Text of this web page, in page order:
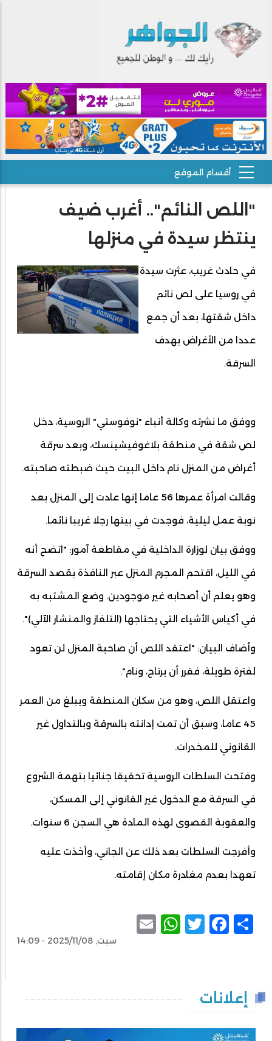
"اللص النائم".. أغرب ضيف
ينتظر سيدة في منزلها
في حادث غريب، عثرت سيدة
في روسيا على لص نائم
داخل شقتها، بعد أن جمع
عددا من الأغراض بهدف
السرقة.
ووفق ما نشرته وكالة أنباء "نوفوستي" الروسية، دخل
لص شقة في منطقة بلاغوفيشينسك، وبعد سرقة
أغراض من المنزل نام داخل البيت حيث ضبطته صاحبته.
وقالت امرأة عمرها 56 عاما إنها عادت إلى المنزل بعد
نوبة عمل ليلية، فوجدت في بيتها رجلا غريبا نائما.
ووفق بيان لوزارة الداخلية في مقاطعة آمور: "اتضح أنه
في الليل، اقتحم المجرم المنزل عبر النافذة بقصد السرقة
وهو يعلم أن أصحابه غير موجودين. وضع المشتبه به
في أكياس الأشياء التي يحتاجها (التلفاز والمنشار الآلي)".
وأضاف البيان: "اعتقد اللص أن صاحبة المنزل لن تعود
لفترة طويلة، فقرر أن يرتاح، ونام".
واعتقل اللص، وهو من سكان المنطقة ويبلغ من العمر
45 عاما، وسبق أن تمت إدانته بالسرقة وبالتداول غير
القانوني للمخدرات.
وفتحت السلطات الروسية تحقيقا جنائيا بتهمة الشروع
في السرقة مع الدخول غير القانوني إلى المسكن،
والعقوبة القصوى لهذه المادة هي السجن 6 سنوات.
وأفرجت السلطات بعد ذلك عن الجاني، وأخذت عليه
تعهدا بعدم مغادرة مكان إقامته.
Share
Facebook
Twitter
WhatsApp
سبت, 2025/11/08 - 14:09
إعلانات